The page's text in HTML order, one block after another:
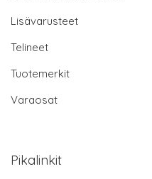
Lisävarusteet
Telineet
Tuotemerkit
Varaosat
Pikalinkit